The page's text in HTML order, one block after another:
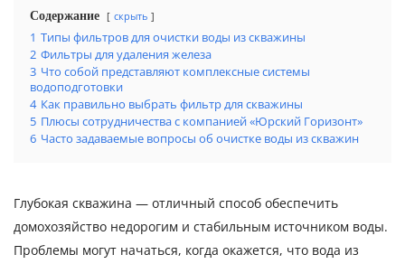
Содержание скрыть
1 Типы фильтров для очистки воды из скважины
2 Фильтры для удаления железа
3 Что собой представляют комплексные системы
водоподготовки
4 Как правильно выбрать фильтр для скважины
5 Плюсы сотрудничества с компанией «Юрский Горизонт»
6 Часто задаваемые вопросы об очистке воды из скважин
Глубокая скважина — отличный способ обеспечить
домохозяйство недорогим и стабильным источником воды.
Проблемы могут начаться, когда окажется, что вода из